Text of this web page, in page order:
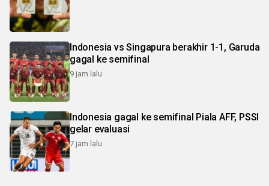
Indonesia vs Singapura berakhir 1-1, Garuda
gagal ke semifinal
9 jam lalu
Indonesia gagal ke semifinal Piala AFF, PSSI
gelar evaluasi
7 jam lalu